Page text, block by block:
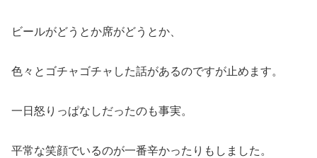
ビールがどうとか席がどうとか、
色々とゴチャゴチャした話があるのですが止めます。
一日怒りっぱなしだったのも事実。
平常な笑顔でいるのが一番辛かったりもしました。